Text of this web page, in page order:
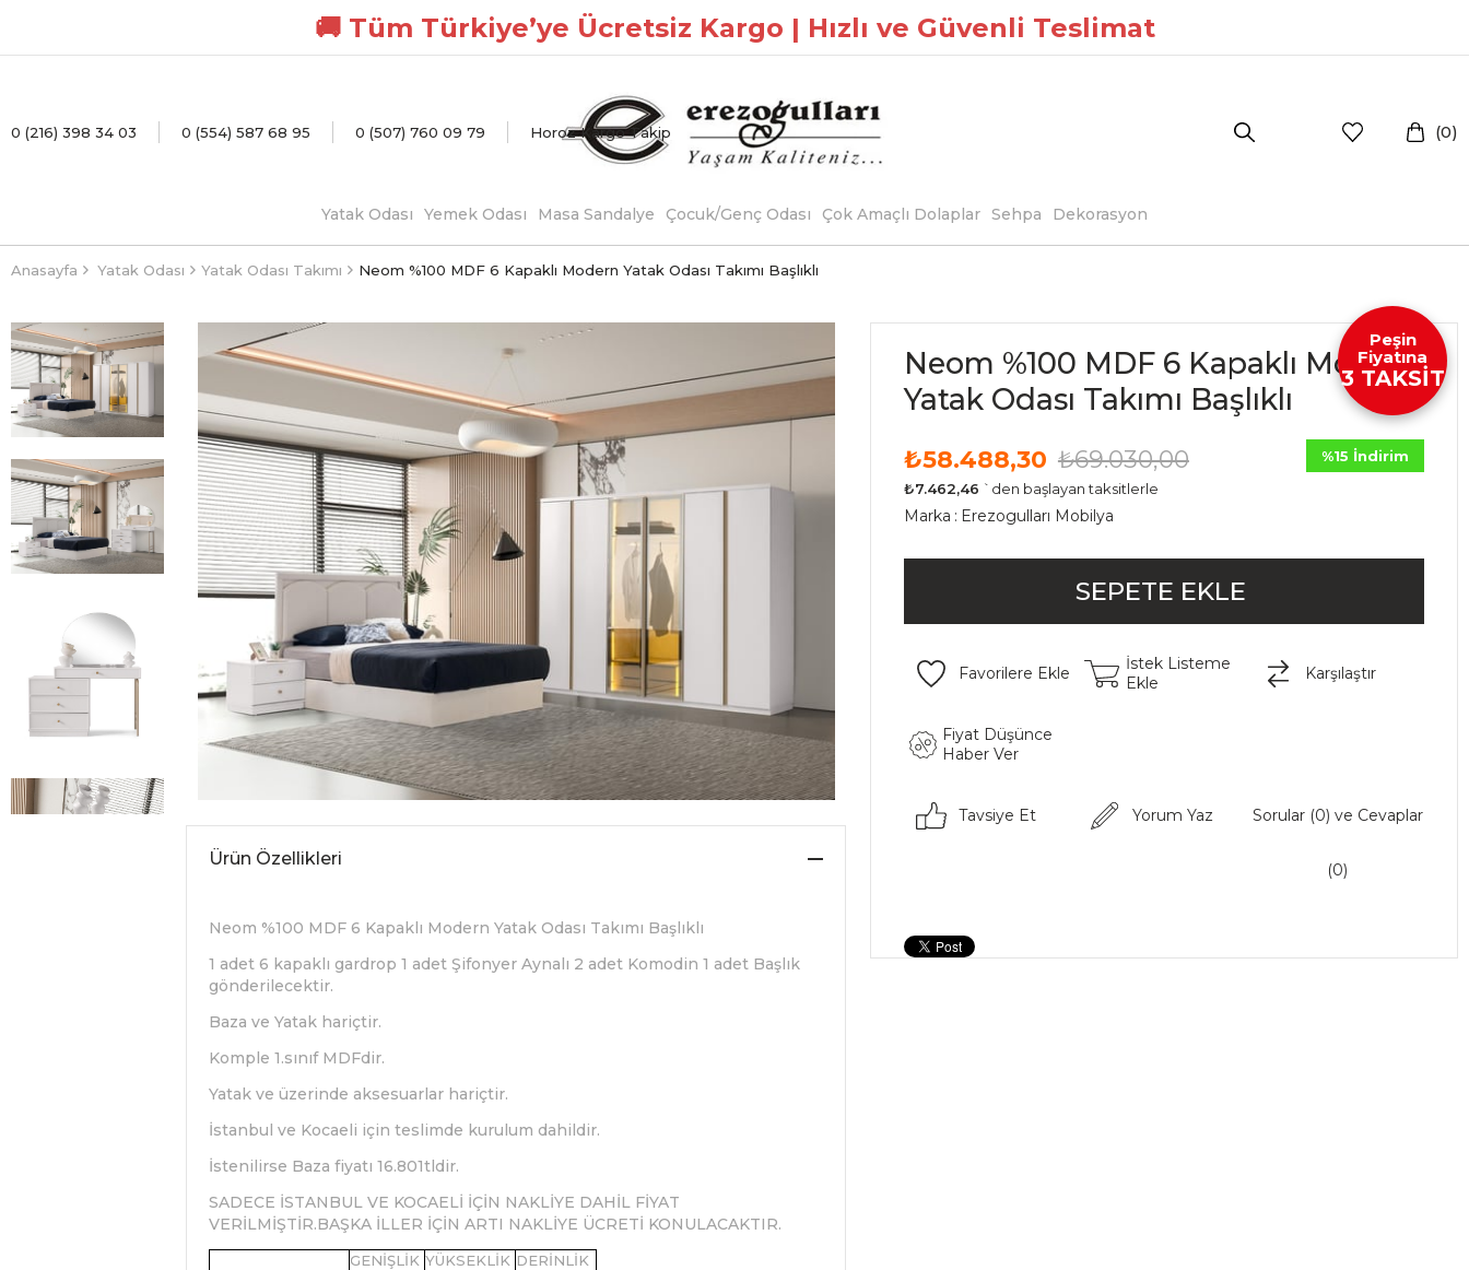
🚚 Tüm Türkiye’ye Ücretsiz Kargo | Hızlı ve Güvenli Teslimat
0 (216) 398 34 03 0 (554) 587 68 95 0 (507) 760 09 79 Horoz Kargo Takip 0
Yatak Odası Yemek Odası Masa Sandalye Çocuk/Genç Odası Çok Amaçlı Dolaplar Sehpa Dekorasyon
Anasayfa Yatak Odası Yatak Odası Takımı Neom %100 MDF 6 Kapaklı Modern Yatak Odası Takımı Başlıklı
Ürün Özellikleri
Neom %100 MDF 6 Kapaklı Modern Yatak Odası Takımı Başlıklı
1 adet 6 kapaklı gardrop 1 adet Şifonyer Aynalı 2 adet Komodin 1 adet Başlık
gönderilecektir.
Baza ve Yatak hariçtir.
Komple 1.sınıf MDFdir.
Yatak ve üzerinde aksesuarlar hariçtir.
İstanbul ve Kocaeli için teslimde kurulum dahildir.
İstenilirse Baza fiyatı 16.801tldir.
SADECE İSTANBUL VE KOCAELİ İÇİN NAKLİYE DAHİL FİYAT
VERİLMİŞTİR.BAŞKA İLLER İÇİN ARTI NAKLİYE ÜCRETİ KONULACAKTIR.
GENİŞLİK YÜKSEKLİK DERİNLİK
Neom %100 MDF 6 Kapaklı Modern
Yatak Odası Takımı Başlıklı
₺69.030,00
₺58.488,30
₺7.462,46 `den başlayan taksitlerle
%15 İndirim
Marka : Erezogulları Mobilya
Favorilere Ekle
İstek Listeme
Ekle
Karşılaştır
Fiyat Düşünce
Haber Ver
Tavsiye Et Yorum Yaz Sorular (0) ve Cevaplar
(0)
Peşin
Fiyatına
3 TAKSİT